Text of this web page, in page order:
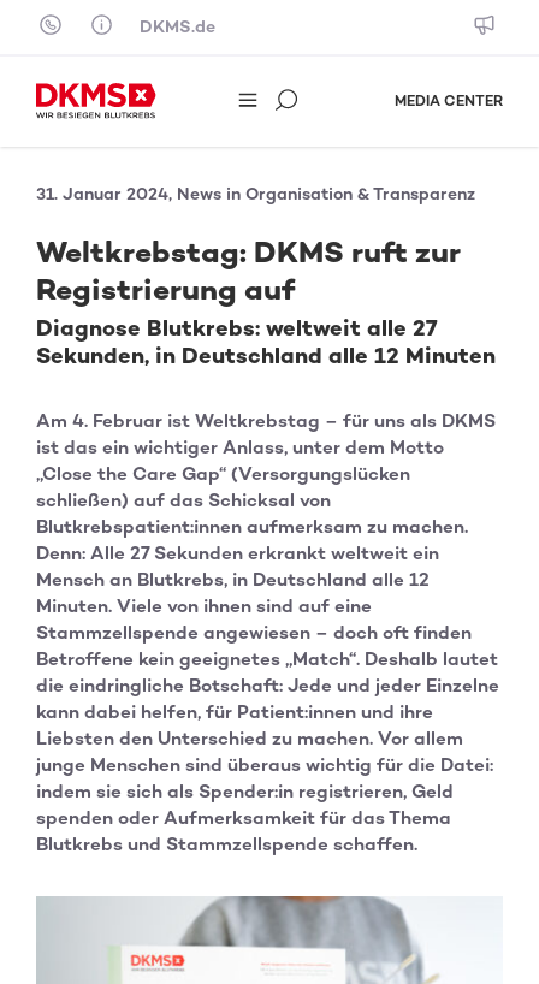
Skip to content
DKMS.de
MEDIA CENTER
31. Januar 2024, News in Organisation & Transparenz
Weltkrebstag: DKMS ruft zur
Registrierung auf
Diagnose Blutkrebs: weltweit alle 27
Sekunden, in Deutschland alle 12 Minuten
Am 4. Februar ist Weltkrebstag – für uns als DKMS
ist das ein wichtiger Anlass, unter dem Motto
„Close the Care Gap“ (Versorgungslücken
schließen) auf das Schicksal von
Blutkrebspatient:innen aufmerksam zu machen.
Denn: Alle 27 Sekunden erkrankt weltweit ein
Mensch an Blutkrebs, in Deutschland alle 12
Minuten. Viele von ihnen sind auf eine
Stammzellspende angewiesen – doch oft finden
Betroffene kein geeignetes „Match“. Deshalb lautet
die eindringliche Botschaft: Jede und jeder Einzelne
kann dabei helfen, für Patient:innen und ihre
Liebsten den Unterschied zu machen. Vor allem
junge Menschen sind überaus wichtig für die Datei:
indem sie sich als Spender:in registrieren, Geld
spenden oder Aufmerksamkeit für das Thema
Blutkrebs und Stammzellspende schaffen.